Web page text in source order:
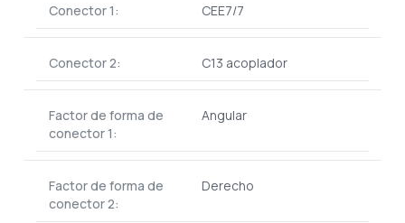
Conector 1: CEE7/7
Conector 2: C13 acoplador
Factor de forma de
conector 1:
Angular
Factor de forma de
conector 2:
Derecho